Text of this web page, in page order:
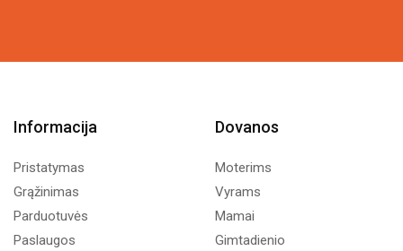
Informacija
Pristatymas
Grąžinimas
Parduotuvės
Paslaugos
Dovanos
Moterims
Vyrams
Mamai
Gimtadienio